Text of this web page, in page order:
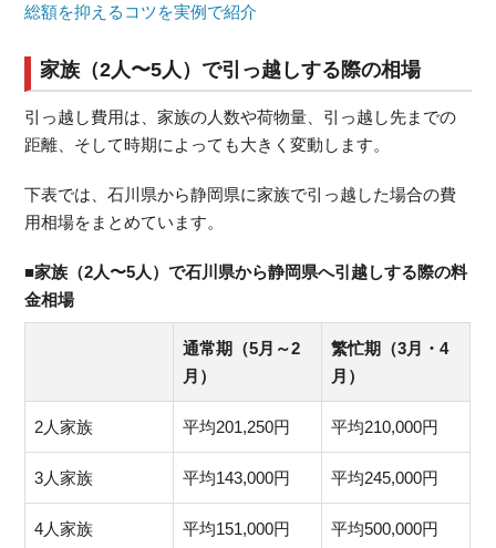
総額を抑えるコツを実例で紹介
家族（2人〜5人）で引っ越しする際の相場
引っ越し費用は、家族の人数や荷物量、引っ越し先までの
距離、そして時期によっても大きく変動します。
下表では、石川県から静岡県に家族で引っ越した場合の費
用相場をまとめています。
■家族（2人〜5人）で石川県から静岡県へ引越しする際の料
金相場
通常期（5月～2
月）
繁忙期（3月・4
月）
2人家族 平均201,250円 平均210,000円
3人家族 平均143,000円 平均245,000円
4人家族 平均151,000円 平均500,000円